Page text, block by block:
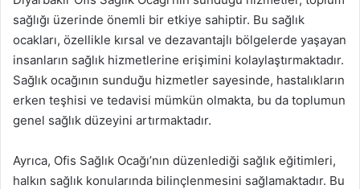
sağlığı üzerinde önemli bir etkiye sahiptir. Bu sağlık
ocakları, özellikle kırsal ve dezavantajlı bölgelerde yaşayan
insanların sağlık hizmetlerine erişimini kolaylaştırmaktadır.
Sağlık ocağının sunduğu hizmetler sayesinde, hastalıkların
erken teşhisi ve tedavisi mümkün olmakta, bu da toplumun
genel sağlık düzeyini artırmaktadır.
Ayrıca, Ofis Sağlık Ocağı’nın düzenlediği sağlık eğitimleri,
halkın sağlık konularında bilinçlenmesini sağlamaktadır. Bu